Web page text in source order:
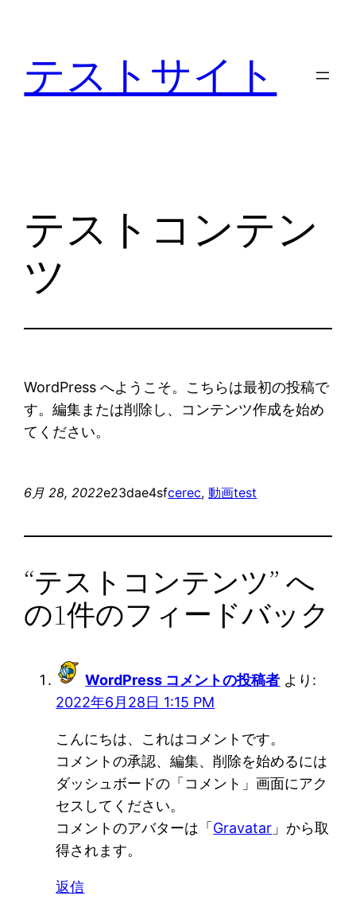
テストサイト
テストコンテン
ツ
WordPress へようこそ。こちらは最初の投稿で
す。編集または削除し、コンテンツ作成を始め
てください。
6月 28, 2022e23dae4sfcerec, 動画test
“テストコンテンツ” へ
の1件のフィードバック
WordPress コメントの投稿者 より:
2022年6月28日 1:15 PM
こんにちは、これはコメントです。
コメントの承認、編集、削除を始めるには
ダッシュボードの「コメント」画面にアク
セスしてください。
コメントのアバターは「Gravatar 」から取
得されます。
返信